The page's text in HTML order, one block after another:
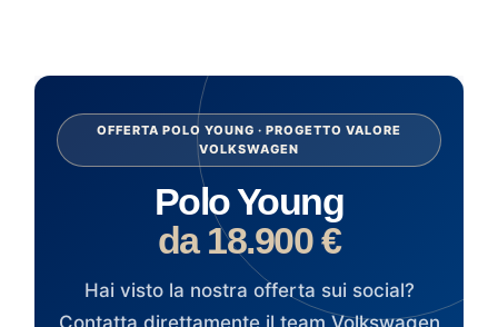
OFFERTA POLO YOUNG · PROGETTO VALORE
VOLKSWAGEN
Polo Young
da 18.900 €
Hai visto la nostra offerta sui social?
Contatta direttamente il team Volkswagen